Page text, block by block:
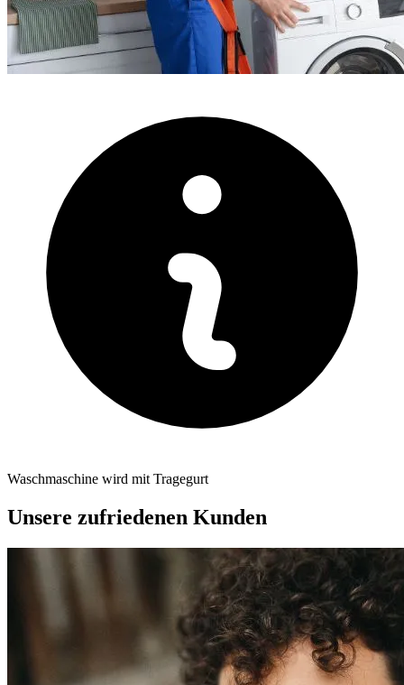
Waschmaschine wird mit Tragegurt
Unsere zufriedenen Kunden